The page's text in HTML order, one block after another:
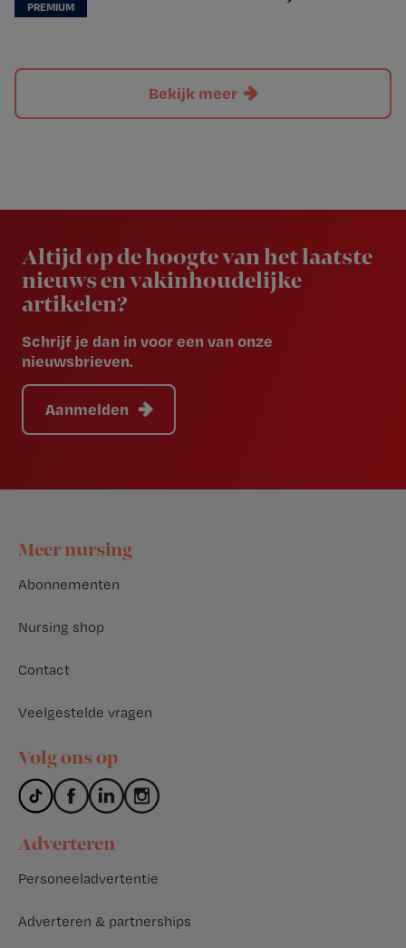
Bekijk meer
Altijd op de hoogte van het laatste
nieuws en vakinhoudelijke
artikelen?
Schrijf je dan in voor een van onze
nieuwsbrieven.
Aanmelden
Footer
Meer nursing
Abonnementen
Nursing shop
Contact
Veelgestelde vragen
Volg ons op
Adverteren
Personeeladvertentie
Adverteren & partnerships